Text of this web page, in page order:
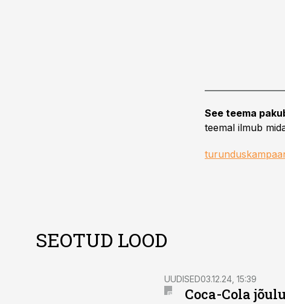
See teema
teemal ilmub
SEOTUD LOOD
UUDISED03.12.24, 15:39
Coca-Cola